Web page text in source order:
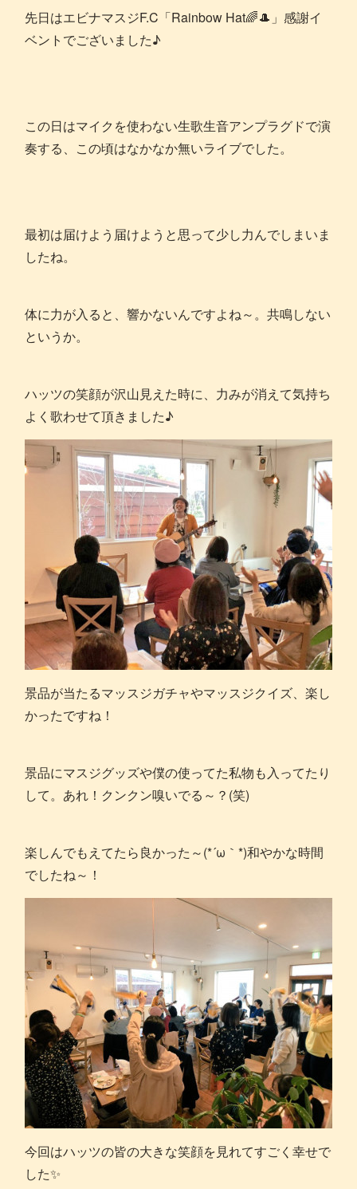
先日はエビナマスジF.C「Rainbow Hat🌈🎩」感謝イ
ベントでございました♪
この日はマイクを使わない生歌生音アンプラグドで演
奏する、この頃はなかなか無いライブでした。
最初は届けよう届けようと思って少し力んでしまいま
したね。
体に力が入ると、響かないんですよね～。共鳴しない
というか。
ハッツの笑顔が沢山見えた時に、力みが消えて気持ち
よく歌わせて頂きました♪
景品が当たるマッスジガチャやマッスジクイズ、楽し
かったですね！
景品にマスジグッズや僕の使ってた私物も入ってたり
して。あれ！クンクン嗅いでる～？(笑)
楽しんでもえてたら良かった～(*´ω｀*)和やかな時間
でしたね～！
今回はハッツの皆の大きな笑顔を見れてすごく幸せで
した✨